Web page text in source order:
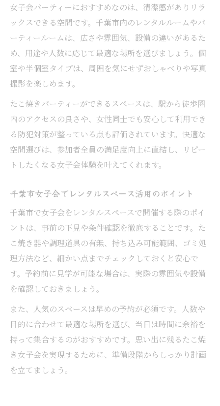
女子会パーティーにおすすめなのは、清潔感がありリラ
ックスできる空間です。千葉市内のレンタルルームやパ
ーティールームは、広さや雰囲気、設備の違いがあるた
め、用途や人数に応じて最適な場所を選びましょう。個
室や半個室タイプは、周囲を気にせずおしゃべりや写真
撮影を楽しめます。
たこ焼きパーティーができるスペースは、駅から徒歩圏
内のアクセスの良さや、女性同士でも安心して利用でき
る防犯対策が整っている点も評価されています。快適な
空間選びは、参加者全員の満足度向上に直結し、リピー
トしたくなる女子会体験を叶えてくれます。
千葉市女子会でレンタルスペース活用のポイント
千葉市で女子会をレンタルスペースで開催する際のポイ
ントは、事前の下見や条件確認を徹底することです。た
こ焼き器や調理道具の有無、持ち込み可能範囲、ゴミ処
理方法など、細かい点までチェックしておくと安心で
す。予約前に見学が可能な場合は、実際の雰囲気や設備
を確認しておきましょう。
また、人気のスペースは早めの予約が必須です。人数や
目的に合わせて最適な場所を選び、当日は時間に余裕を
持って集合するのがおすすめです。思い出に残るたこ焼
き女子会を実現するために、準備段階からしっかり計画
を立てましょう。